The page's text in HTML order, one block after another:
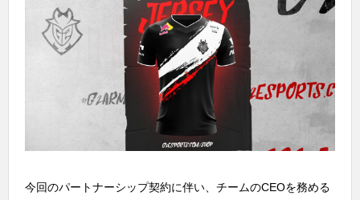
今回のパートナーシップ契約に伴い、チームのCEOを務める